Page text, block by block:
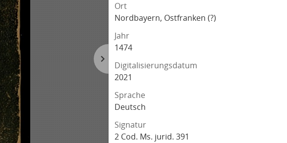
Ort
Nordbayern, Ostfranken (?)
Jahr
1474
Digitalisierungsdatum
2021
Sprache
Deutsch
Signatur
2 Cod. Ms. jurid. 391